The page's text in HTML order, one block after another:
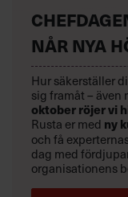
NÅR NYA
Hur säkerställer
sig framåt – även
oktoberröjer vi
Rusta er med ny
och få
dag med
organisationens